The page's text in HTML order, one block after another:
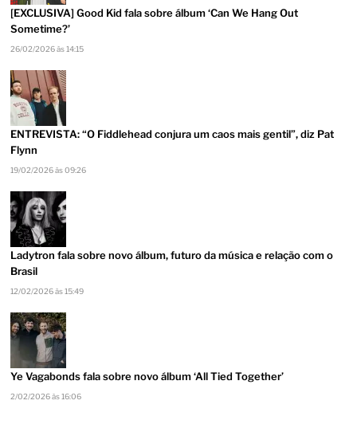
[EXCLUSIVA] Good Kid fala sobre álbum ‘Can We Hang Out
Sometime?’
26/02/2026 às 14:15
ENTREVISTA: “O Fiddlehead conjura um caos mais gentil”, diz Pat
Flynn
19/02/2026 às 09:26
Ladytron fala sobre novo álbum, futuro da música e relação com o
Brasil
12/02/2026 às 15:49
Ye Vagabonds fala sobre novo álbum ‘All Tied Together’
2/02/2026 às 16:06